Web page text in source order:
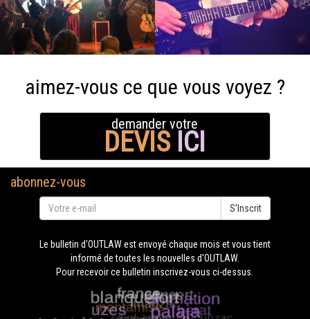
aimez-vous ce que vous voyez ?
demander votre
DEVIS ICI
abonnez-vous
S'Inscrit
Le bulletin d'OUTLAW est envoyé chaque mois et vous tient
informé de toutes les nouvelles d'OUTLAW.
Pour recevoir ce bulletin inscrivez-vous ci-dessus.